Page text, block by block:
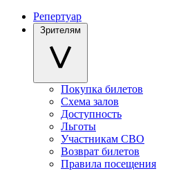
Репертуар
Зрителям
Покупка билетов
Схема залов
Доступность
Льготы
Участникам СВО
Возврат билетов
Правила посещения